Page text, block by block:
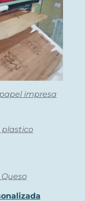
impresa
plastico